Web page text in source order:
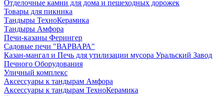
Отделочные камни для дома и пешеходных дорожек
Товары для пикника
Тандыры ТехноКерамика
Тандыры Амфора
Печи-казаны Ферингер
Садовые печи "ВАРВАРА"
Казан-мангал и Печь для утилизации мусора Уральский Завод
Печного Оборудования
Уличный комплекс
Аксессуары к тандырам Амфора
Аксессуары к тандырам ТехноКерамика